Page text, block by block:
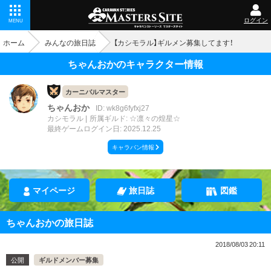
MENU ログイン
ホーム みんなの旅日誌 【カシモラル】ギルメン募集してます！
ちゃんおかのキャラクター情報
カーニバルマスター
ちゃんおか ID: wk8g6fyfxj27
カシモラル
所属ギルド: ☆凛々の煌星☆
最終ゲームログイン日: 2025.12.25
キャラバン情報
マイページ 旅日誌 図鑑
ちゃんおかの旅日誌
2018/08/03 20:11
公開
ギルドメンバー募集